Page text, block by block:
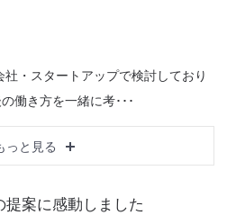
・スタートアップで検討しており
働き方を一緒に考･･･
っと見る
提案に感動しました